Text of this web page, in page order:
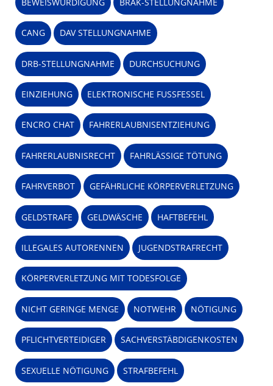
CANG DAV STELLUNGNAHME
DRB-STELLUNGNAHME DURCHSUCHUNG
EINZIEHUNG ELEKTRONISCHE FUSSFESSEL
ENCRO CHAT FAHRERLAUBNISENTZIEHUNG
FAHRERLAUBNISRECHT FAHRLÄSSIGE TÖTUNG
FAHRVERBOT GEFÄHRLICHE KÖRPERVERLETZUNG
GELDSTRAFE GELDWÄSCHE HAFTBEFEHL
ILLEGALES AUTORENNEN JUGENDSTRAFRECHT
KÖRPERVERLETZUNG MIT TODESFOLGE
NICHT GERINGE MENGE NOTWEHR NÖTIGUNG
PFLICHTVERTEIDIGER SACHVERSTÄBDIGENKOSTEN
SEXUELLE NÖTIGUNG STRAFBEFEHL